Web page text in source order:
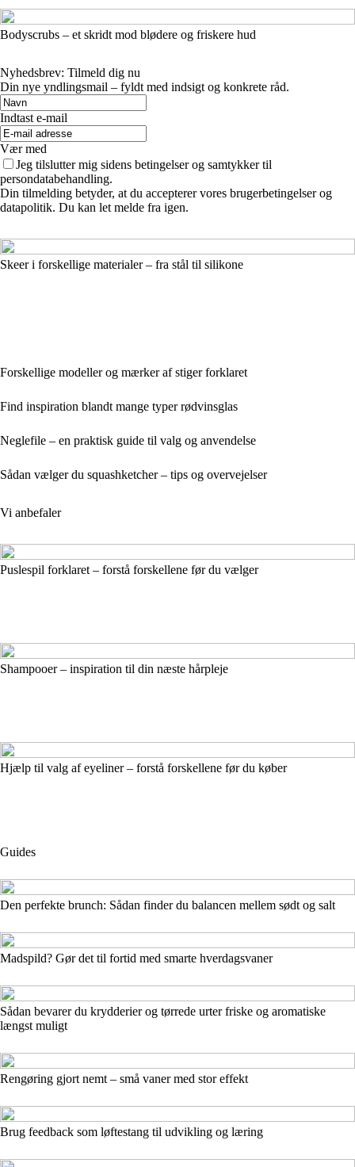
Bodyscrubs – et skridt mod blødere og friskere hud
Nyhedsbrev: Tilmeld dig nu
Din nye yndlingsmail – fyldt med indsigt og konkrete råd.
Indtast e-mail
Vær med
Jeg tilslutter mig sidens betingelser og samtykker til
persondatabehandling.
Din tilmelding betyder, at du accepterer vores brugerbetingelser og
datapolitik. Du kan let melde fra igen.
Skeer i forskellige materialer – fra stål til silikone
Forskellige modeller og mærker af stiger forklaret
Find inspiration blandt mange typer rødvinsglas
Neglefile – en praktisk guide til valg og anvendelse
Sådan vælger du squashketcher – tips og overvejelser
Vi anbefaler
Puslespil forklaret – forstå forskellene før du vælger
Shampooer – inspiration til din næste hårpleje
Hjælp til valg af eyeliner – forstå forskellene før du køber
Guides
Den perfekte brunch: Sådan finder du balancen mellem sødt og salt
Madspild? Gør det til fortid med smarte hverdagsvaner
Sådan bevarer du krydderier og tørrede urter friske og aromatiske
længst muligt
Rengøring gjort nemt – små vaner med stor effekt
Brug feedback som løftestang til udvikling og læring